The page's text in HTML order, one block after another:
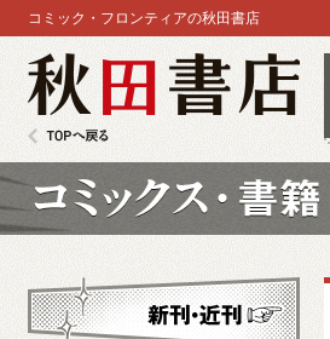
コミック・フロンティアの秋田書店